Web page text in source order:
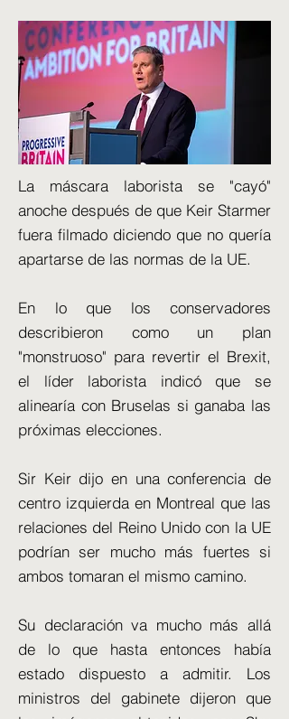
La máscara laborista se "cayó"
anoche después de que Keir Starmer
fuera filmado diciendo que no quería
apartarse de las normas de la UE.
En lo que los conservadores
describieron como un plan
"monstruoso" para revertir el Brexit,
el líder laborista indicó que se
alinearía con Bruselas si ganaba las
próximas elecciones.
Sir Keir dijo en una conferencia de
centro izquierda en Montreal que las
relaciones del Reino Unido con la UE
podrían ser mucho más fuertes si
ambos tomaran el mismo camino.
Su declaración va mucho más allá
de lo que hasta entonces había
estado dispuesto a admitir. Los
ministros del gabinete dijeron que